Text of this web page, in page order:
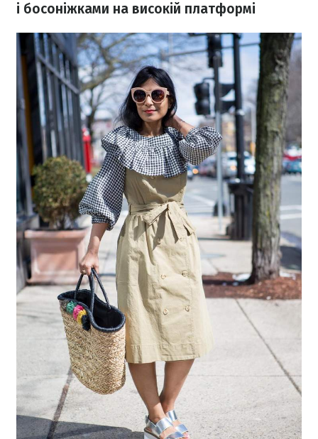
і босоніжками на високій платформі